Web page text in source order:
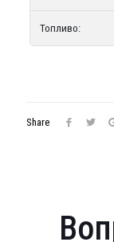
Топливо:
Share